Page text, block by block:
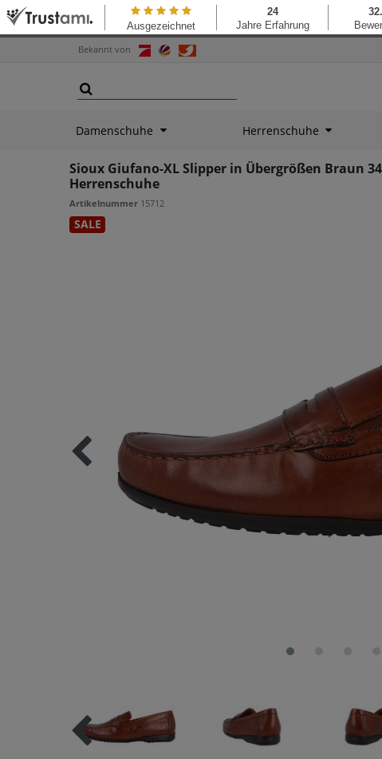
Bekannt von
Damenschuhe Herrenschuhe
Sioux Giufano-XL Slipper in Übergrößen Braun
Herrenschuhe
Artikelnummer 15712
SALE